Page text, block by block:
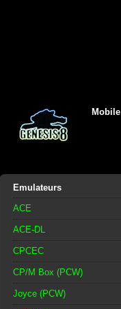
Mobile
Emulateurs
ACE
ACE-DL
CPCEC
CP/M Box (PCW)
Joyce (PCW)